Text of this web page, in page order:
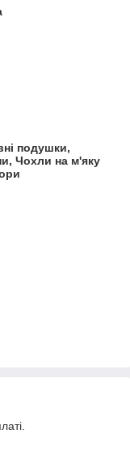
подушки,
Чохли на м'яку